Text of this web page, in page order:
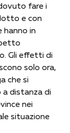
fare i
e con
hanno in
Gli effetti di
solo ora,
che si
distanza di
nei
situazione